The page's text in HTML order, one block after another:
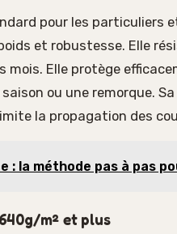
pour les particuliers
et robustesse. Elle
mois. Elle protège
ou une remorque.
la propagation des
: la méthode pas à pas
m² et plus